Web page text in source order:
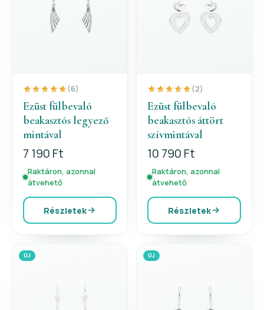
(6)
Ezüst fülbevaló
beakasztós legyező
mintával
7 190 Ft
Raktáron, azonnal
átvehető
Részletek
(2)
Ezüst fülbevaló
beakasztós áttört
szívmintával
10 790 Ft
Raktáron, azonnal
átvehető
Részletek
ÚJ ÚJ